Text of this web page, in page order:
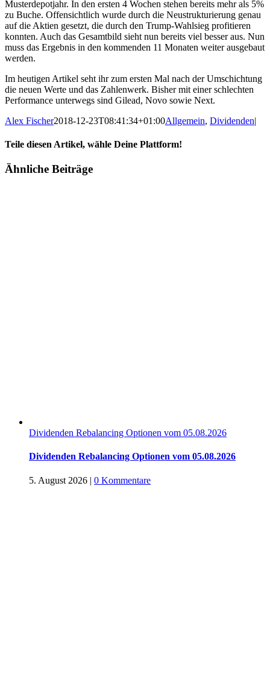
Musterdepotjahr. In den ersten 4 Wochen stehen bereits mehr als 5%
zu Buche. Offensichtlich wurde durch die Neustrukturierung genau
auf die Aktien gesetzt, die durch den Trump-Wahlsieg profitieren
konnten. Auch das Gesamtbild sieht nun bereits viel besser aus. Nun
muss das Ergebnis in den kommenden 11 Monaten weiter ausgebaut
werden.
Im heutigen Artikel seht ihr zum ersten Mal nach der Umschichtung
die neuen Werte und das Zahlenwerk. Bisher mit einer schlechten
Performance unterwegs sind Gilead, Novo sowie Next.
Alex Fischer2018-12-23T08:41:34+01:00Allgemein, Dividenden|
Teile diesen Artikel, wähle Deine Plattform!
Facebook
Twitter
Reddit
LinkedIn
Tumblr
Pinterest
Vk
E-
Ähnliche Beiträge
Dividenden Rebalancing Optionen vom 05.08.2026
Dividenden Rebalancing Optionen vom 05.08.2026
5. August 2026 | 0 Kommentare